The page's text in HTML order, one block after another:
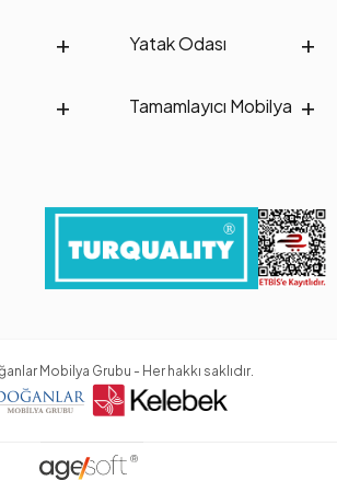
Yatak Odası
Tamamlayıcı Mobilya
Mobilya Grubu - Her hakkı saklıdır.